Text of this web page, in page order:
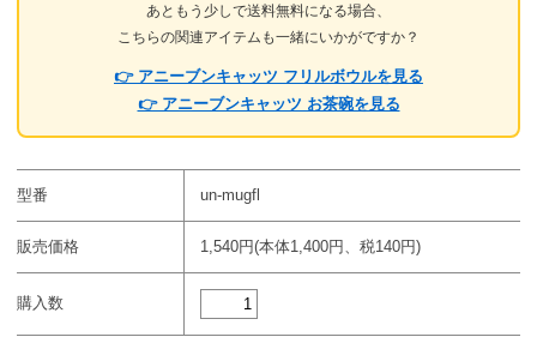
あともう少しで送料無料になる場合、
こちらの関連アイテムも一緒にいかがですか？
👉 アニーブンキャッツ フリルボウルを見る
👉 アニーブンキャッツ お茶碗を見る
型番 un-mugfl
販売価格 1,540円(本体1,400円、税140円)
購入数